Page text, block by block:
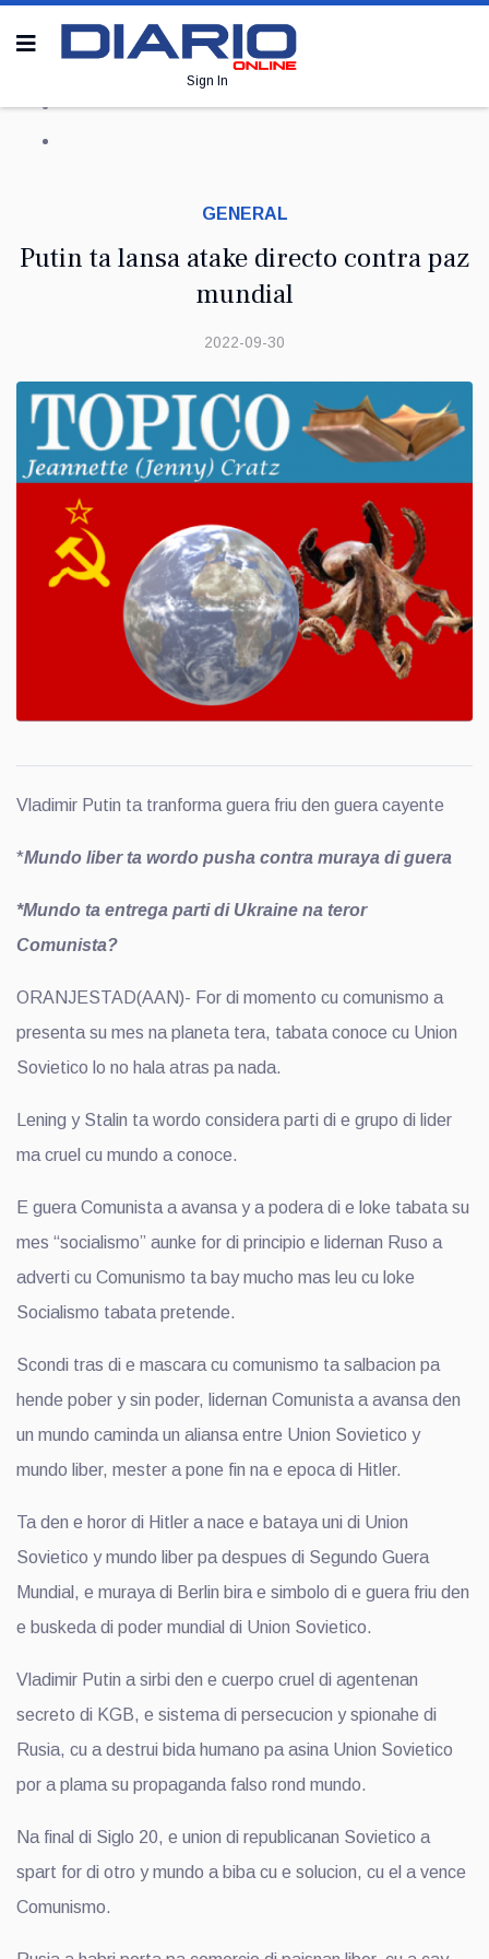
Sign In
GENERAL
Putin ta lansa atake directo contra paz
mundial
2022-09-30
Vladimir Putin ta tranforma guera friu den guera cayente
*Mundo liber ta wordo pusha contra muraya di guera
*Mundo ta entrega parti di Ukraine na teror
Comunista?
ORANJESTAD(AAN)- For di momento cu comunismo a
presenta su mes na planeta tera, tabata conoce cu Union
Sovietico lo no hala atras pa nada.
Lening y Stalin ta wordo considera parti di e grupo di lider
ma cruel cu mundo a conoce.
E guera Comunista a avansa y a podera di e loke tabata su
mes “socialismo” aunke for di principio e lidernan Ruso a
adverti cu Comunismo ta bay mucho mas leu cu loke
Socialismo tabata pretende.
Scondi tras di e mascara cu comunismo ta salbacion pa
hende pober y sin poder, lidernan Comunista a avansa den
un mundo caminda un aliansa entre Union Sovietico y
mundo liber, mester a pone fin na e epoca di Hitler.
Ta den e horor di Hitler a nace e bataya uni di Union
Sovietico y mundo liber pa despues di Segundo Guera
Mundial, e muraya di Berlin bira e simbolo di e guera friu den
e buskeda di poder mundial di Union Sovietico.
Vladimir Putin a sirbi den e cuerpo cruel di agentenan
secreto di KGB, e sistema di persecucion y spionahe di
Rusia, cu a destrui bida humano pa asina Union Sovietico
por a plama su propaganda falso rond mundo.
Na final di Siglo 20, e union di republicanan Sovietico a
spart for di otro y mundo a biba cu e solucion, cu el a vence
Comunismo.